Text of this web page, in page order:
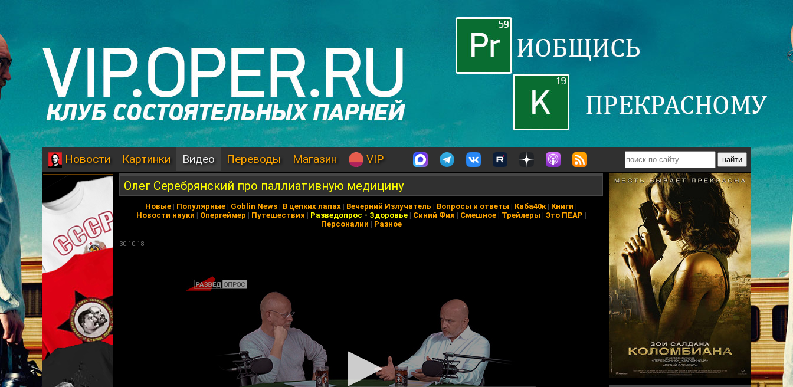
Новости Картинки Видео Переводы Магазин VIP
Олег Серебрянский про паллиативную медицину
Новые | Популярные | Goblin News | В цепких лапах | Вечерний Излучатель | Вопросы и ответы | Каба40к| Книги |
Новости науки | Опергеймер | Путешествия | Разведопрос - Здоровье| Синий Фил | Смешное| Трейлеры | Это ПЕАР |
Персоналии | Разное
30.10.18